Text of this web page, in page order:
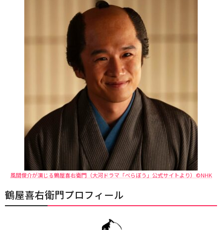
風間俊介が演じる鶴屋喜右衛門（大河ドラマ「べらぼう」公式サイトより）©NHK
鶴屋喜右衛門プロフィール